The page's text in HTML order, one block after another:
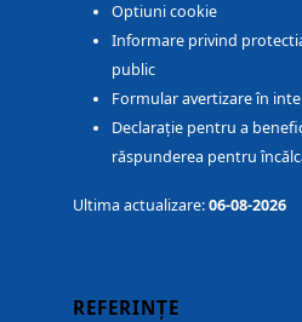
Optiuni cookie
Informare privind
public
Formular avertizare în
Declarație pentru a
răspunderea pentru
Ultima actualizare:06-08-2026
REFERINȚE